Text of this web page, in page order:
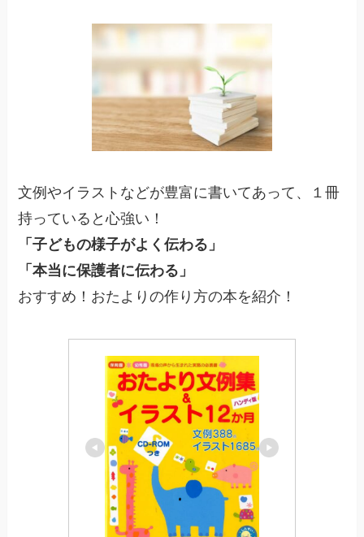
文例やイラストなどが豊富に書いてあって、１冊
持っていると心強い！
「子どもの様子がよく伝わる」
「本当に保護者に伝わる」
おすすめ！おたよりの作り方の本を紹介！